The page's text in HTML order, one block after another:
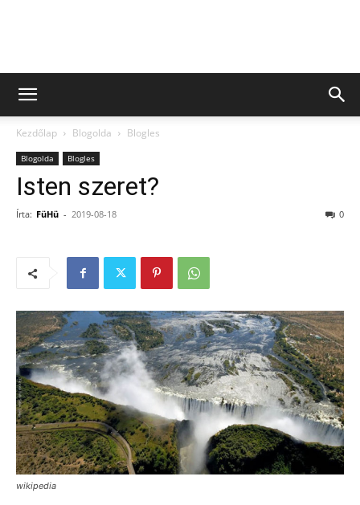
Kezdőlap Blogolda Blogles
Blogolda Blogles
Isten szeret?
Írta: FüHü - 2019-08-18 0
wikipedia